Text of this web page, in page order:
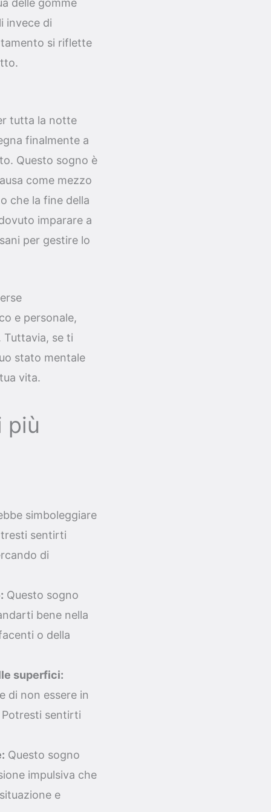
delle gomme
invece di
si riflette
tutta la notte
finalmente a
Questo sogno è
come mezzo
che la fine della
imparare a
per gestire lo
e personale,
Tuttavia, se ti
stato mentale
vita.
più
simboleggiare
sentirti
di
Questo sogno
bene nella
o della
superfici:
di non essere in
sentirti
Questo sogno
impulsiva che
e